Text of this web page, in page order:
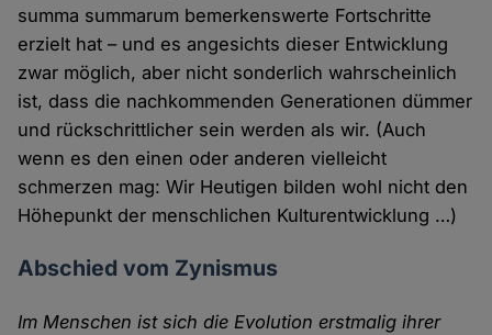
summa summarum bemerkenswerte Fortschritte
erzielt hat – und es angesichts dieser Entwicklung
zwar möglich, aber nicht sonderlich wahrscheinlich
ist, dass die nachkommenden Generationen dümmer
und rückschrittlicher sein werden als wir. (Auch
wenn es den einen oder anderen vielleicht
schmerzen mag: Wir Heutigen bilden wohl nicht den
Höhepunkt der menschlichen Kulturentwicklung …)
Abschied vom Zynismus
Im Menschen ist sich die Evolution erstmalig ihrer